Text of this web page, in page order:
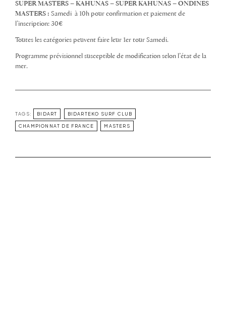
SUPER MASTERS – KAHUNAS – SUPER KAHUNAS – ONDINES
MASTERS : Samedi à 10h pour confirmation et paiement de
l’inscription: 30€
Toutes les catégories peuvent faire leur 1er tour Samedi.
Programme prévisionnel susceptible de modification selon l’état de la
mer.
TAGS: BIDART BIDARTEKO SURF CLUB
CHAMPIONNAT DE FRANCE MASTERS